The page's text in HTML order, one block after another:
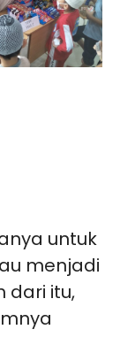
untuk
menjadi
dari itu,